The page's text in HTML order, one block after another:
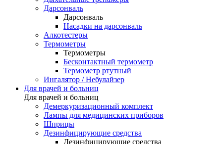
Дарсонваль
Дарсонваль
Насадки на дарсонваль
Алкотестеры
Термометры
Термометры
Бесконтактный термометр
Термометр ртутный
Ингалятор / Небулайзер
Для врачей и больниц
Для врачей и больниц
Демеркуризационный комплект
Лампы для медицинских приборов
Шприцы
Дезинфицирующие средства
Дезинфицирующие средства